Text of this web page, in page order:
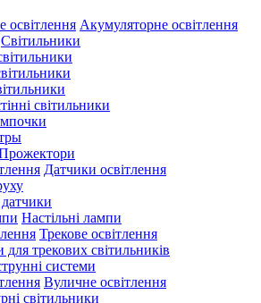
Акумуляторне освітлення
Світильники
світильники
Датчики освітлення
датчики
Настільні лампи
Трекове освітлення
для трекових світильників
системи
Вуличне освітлення
світильники